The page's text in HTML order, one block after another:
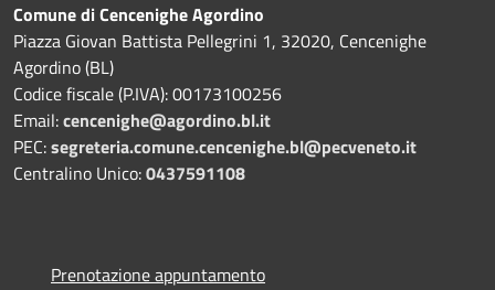
Comune di Cencenighe Agordino
Piazza Giovan Battista Pellegrini 1, 32020, Cencenighe
Agordino (BL)
Codice fiscale (P.IVA): 00173100256
Email:cencenighe@agordino.bl.it
PEC:segreteria.comune.cencenighe.bl@pecveneto.it
Centralino Unico:0437591108
Prenotazione appuntamento